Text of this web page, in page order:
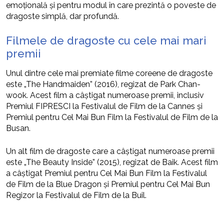
emoțională și pentru modul în care prezintă o poveste de
dragoste simplă, dar profundă.
Filmele de dragoste cu cele mai mari
premii
Unul dintre cele mai premiate filme coreene de dragoste
este „The Handmaiden” (2016), regizat de Park Chan-
wook. Acest film a câștigat numeroase premii, inclusiv
Premiul FIPRESCI la Festivalul de Film de la Cannes și
Premiul pentru Cel Mai Bun Film la Festivalul de Film de la
Busan.
Un alt film de dragoste care a câștigat numeroase premii
este „The Beauty Inside” (2015), regizat de Baik. Acest film
a câștigat Premiul pentru Cel Mai Bun Film la Festivalul
de Film de la Blue Dragon și Premiul pentru Cel Mai Bun
Regizor la Festivalul de Film de la Buil.